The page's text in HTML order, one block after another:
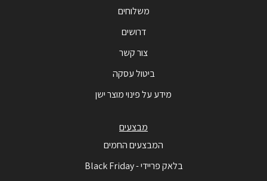
משלוחים
דרושים
צור קשר
ביטול עסקה
מידע על פינוי מוצר ישן
מבצעים
המבצעים החמים
בלאק פריידי - Black Friday